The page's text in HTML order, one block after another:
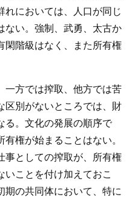
れにおいては、人口が同じ
ない。強制、武勇、太古か
閑階級はなく、また所有権
一方では搾取、他方では苦
区別がないところでは、財
る。文化の発展の順序で
権が始まることはない。
事としての搾取が、所有権
いことを付け加えておこ
期の共同体において、特に